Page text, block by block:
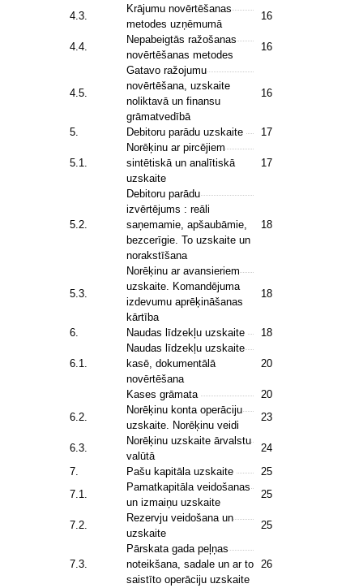
4.3.
Krājumu novērtēšanas
metodes uzņēmumā
16
4.4.
Nepabeigtās ražošanas
novērtēšanas metodes
16
4.5.
Gatavo ražojumu
novērtēšana, uzskaite
noliktavā un finansu
grāmatvedībā
16
5. Debitoru parādu uzskaite 17
5.1.
Norēķinu ar pircējiem
sintētiskā un analītiskā
uzskaite
17
5.2.
Debitoru parādu
izvērtējums : reāli
saņemamie, apšaubāmie,
bezcerīgie. To uzskaite un
norakstīšana
18
5.3.
Norēķinu ar avansieriem
uzskaite. Komandējuma
izdevumu aprēķināšanas
kārtība
18
6. Naudas līdzekļu uzskaite 18
6.1.
Naudas līdzekļu uzskaite
kasē, dokumentālā
novērtēšana
20
Kases grāmata
20
6.2.
Norēķinu konta operāciju
uzskaite. Norēķinu veidi
23
6.3.
Norēķinu uzskaite ārvalstu
valūtā
24
7.
Pašu kapitāla uzskaite
25
7.1.
Pamatkapitāla veidošanas
un izmaiņu uzskaite
25
7.2.
Rezervju veidošana un
uzskaite
25
7.3.
Pārskata gada peļņas
noteikšana, sadale un ar to
saistīto operāciju uzskaite
26